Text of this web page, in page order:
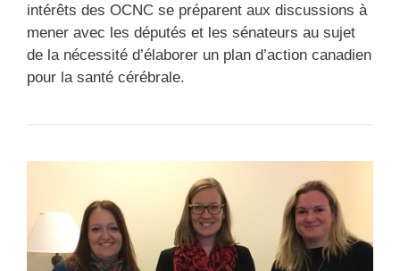
intérêts des OCNC se préparent aux discussions à
mener avec les députés et les sénateurs au sujet
de la nécessité d’élaborer un plan d’action canadien
pour la santé cérébrale.